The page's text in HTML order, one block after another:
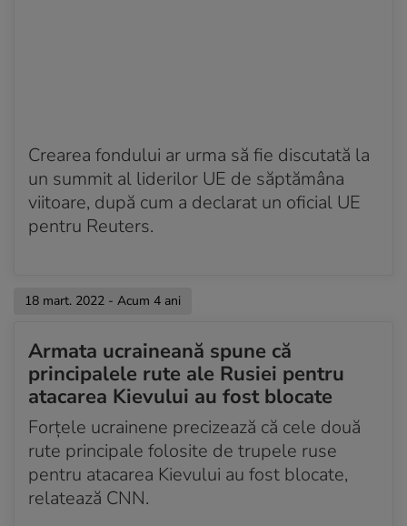
Crearea fondului ar urma să fie discutată la
un summit al liderilor UE de săptămâna
viitoare, după cum a declarat un oficial UE
pentru Reuters.
18 mart. 2022 - Acum 4 ani
Armata ucraineană spune că
principalele rute ale Rusiei pentru
atacarea Kievului au fost blocate
Forțele ucrainene precizează că cele două
rute principale folosite de trupele ruse
pentru atacarea Kievului au fost blocate,
relatează CNN.